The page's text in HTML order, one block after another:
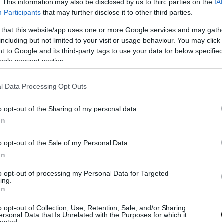
This information may also be disclosed by us to third parties on the
Participants that may further disclose it to other third parties.
that this website/app uses one or more Google services and may
but not limited to your visit or usage behaviour. You may
to Google and its third-party tags to use your data for below
consent section.
Data Processing Opt Outs
opt-out of the Sharing of my personal data.
opt-out of the Sale of my Personal Data.
opt-out of processing my Personal Data for Targeted
opt-out of Collection, Use, Retention, Sale, and/or Sharing
Data that Is Unrelated with the Purposes for which it
PRONEWS.GR /PROVOCATEUR
Παύλος Ντε Γκρες: «Το τι θα γίνει με τον
στρατό είναι δικά μας θέματα»
02.05.2025 | 13:23